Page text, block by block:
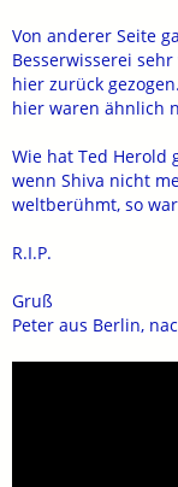
Von anderer Seite
Besserwisserei
hier zurück
hier waren ähnlich
Wie hat Ted Herold
wenn Shiva nicht
weltberühmt, so
R.I.P.
Gruß
Peter aus Berlin,